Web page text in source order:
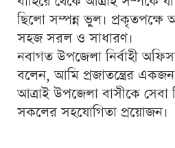
ছিলো সম্পন্ন ভুল। প্রকৃতপক্ষে
সহজ সরল ও সাধারণ।
নবাগত উপজেলা নির্বাহী
বলেন, আমি প্রজাতন্ত্রের একজন
আত্রাই উপজেলা বাসীকে সেবা
সকলের সহযোগিতা প্রয়োজন।